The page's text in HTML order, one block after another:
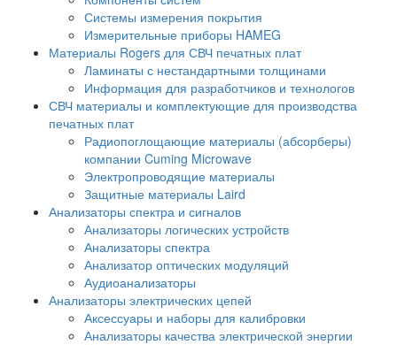
Системы измерения покрытия
Измерительные приборы HAMEG
Материалы Rogers для СВЧ печатных плат
Ламинаты с нестандартными толщинами
Информация для разработчиков и технологов
СВЧ материалы и комплектующие для производства
печатных плат
Радиопоглощающие материалы (абсорберы)
компании Cuming Microwave
Электропроводящие материалы
Защитные материалы Laird
Анализаторы спектра и сигналов
Анализаторы логических устройств
Анализаторы спектра
Анализатор оптических модуляций
Аудиоанализаторы
Анализаторы электрических цепей
Аксессуары и наборы для калибровки
Анализаторы качества электрической энергии